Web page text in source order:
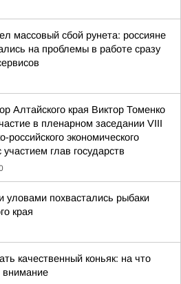
массовый сбой рунета: россияне
на проблемы в работе сразу
Алтайского края Виктор Томенко
в пленарном заседании VIII
российского экономического
глав государств
уловами похвастались рыбаки
края
качественный коньяк: на что
внимание